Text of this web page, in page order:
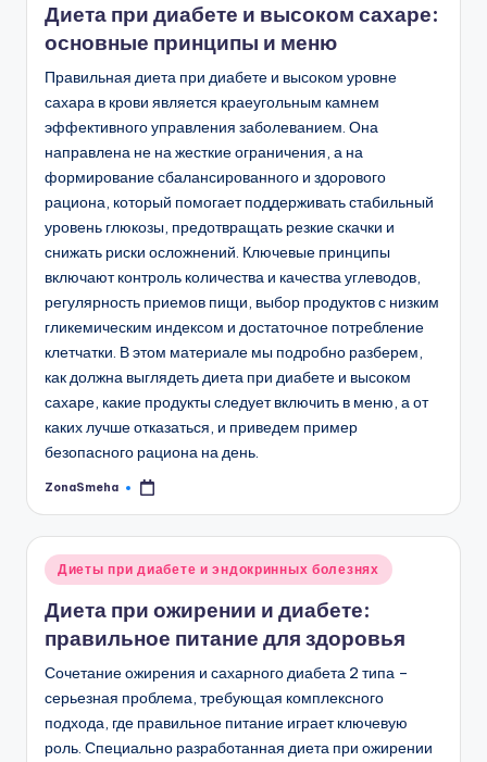
Диета при диабете и высоком сахаре:
основные принципы и меню
Правильная диета при диабете и высоком уровне
сахара в крови является краеугольным камнем
эффективного управления заболеванием. Она
направлена не на жесткие ограничения, а на
формирование сбалансированного и здорового
рациона, который помогает поддерживать стабильный
уровень глюкозы, предотвращать резкие скачки и
снижать риски осложнений. Ключевые принципы
включают контроль количества и качества углеводов,
регулярность приемов пищи, выбор продуктов с низким
гликемическим индексом и достаточное потребление
клетчатки. В этом материале мы подробно разберем,
как должна выглядеть диета при диабете и высоком
сахаре, какие продукты следует включить в меню, а от
каких лучше отказаться, и приведем пример
безопасного рациона на день.
Запись
ZonaSmeha
Опубликовано
Диеты при диабете и эндокринных болезнях
Диета при ожирении и диабете:
правильное питание для здоровья
Сочетание ожирения и сахарного диабета 2 типа –
серьезная проблема, требующая комплексного
подхода, где правильное питание играет ключевую
роль. Специально разработанная диета при ожирении